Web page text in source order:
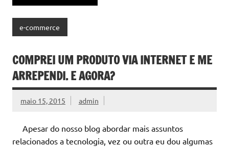
e-commerce
COMPREI UM PRODUTO VIA INTERNET E ME
ARREPENDI. E AGORA?
maio 15, 2015 admin
Apesar do nosso blog abordar mais assuntos
relacionados a tecnologia, vez ou outra eu dou algumas